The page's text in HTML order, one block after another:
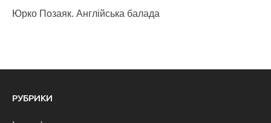
Юрко Позаяк. Англійська балада
РУБРИКИ